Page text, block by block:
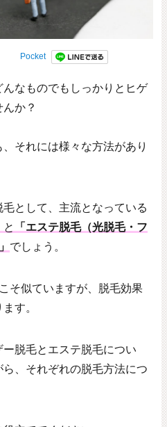
Pocket
んなものでもしっかりとヒゲ
か？
それには様々な方法があり
として、主流となっている
と
「エステ脱毛（光脱毛・フ
でしょう。
そ似ていますが、脱毛効果
す。
脱毛とエステ脱毛につい
、それぞれの脱毛方法につ